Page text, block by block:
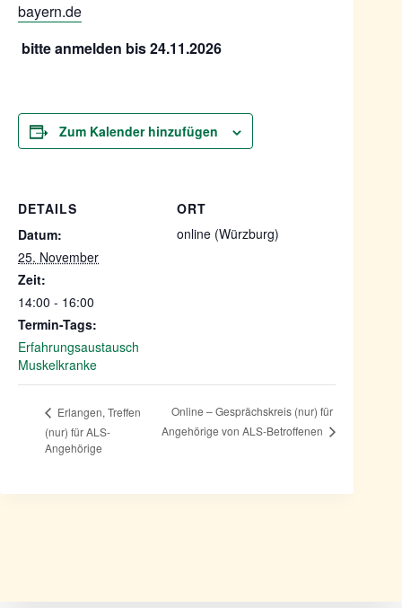
bayern.de
bitte anmelden bis 24.11.2026
Zum Kalender hinzufügen
DETAILS
Datum:
25. November
Zeit:
14:00 - 16:00
Termin-Tags:
Erfahrungsaustausch
Muskelkranke
ORT
online (Würzburg)
Erlangen, Treffen
(nur) für ALS-
Angehörige
Online – Gesprächskreis (nur) für
Angehörige von ALS-Betroffenen